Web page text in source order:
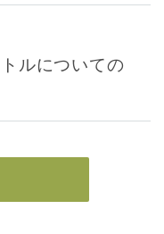
ルについての